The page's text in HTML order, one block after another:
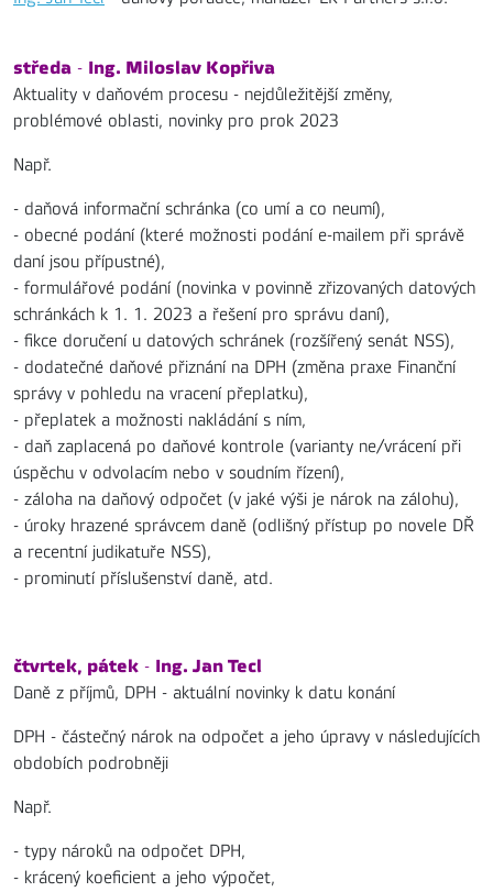
středa - Ing. Miloslav Kopřiva
Aktuality v daňovém procesu - nejdůležitější změny,
problémové oblasti, novinky pro prok 2023
Např.
- daňová informační schránka (co umí a co neumí),
- obecné podání (které možnosti podání e-mailem při správě
daní jsou přípustné),
- formulářové podání (novinka v povinně zřizovaných datových
schránkách k 1. 1. 2023 a řešení pro správu daní),
- fikce doručení u datových schránek (rozšířený senát NSS),
- dodatečné daňové přiznání na DPH (změna praxe Finanční
správy v pohledu na vracení přeplatku),
- přeplatek a možnosti nakládání s ním,
- daň zaplacená po daňové kontrole (varianty ne/vrácení při
úspěchu v odvolacím nebo v soudním řízení),
- záloha na daňový odpočet (v jaké výši je nárok na zálohu),
- úroky hrazené správcem daně (odlišný přístup po novele DŘ
a recentní judikatuře NSS),
- prominutí příslušenství daně, atd.
čtvrtek, pátek - Ing. Jan Tecl
Daně z příjmů, DPH - aktuální novinky k datu konání
DPH - částečný nárok na odpočet a jeho úpravy v následujících
obdobích podrobněji
Např.
- typy nároků na odpočet DPH,
- krácený koeficient a jeho výpočet,